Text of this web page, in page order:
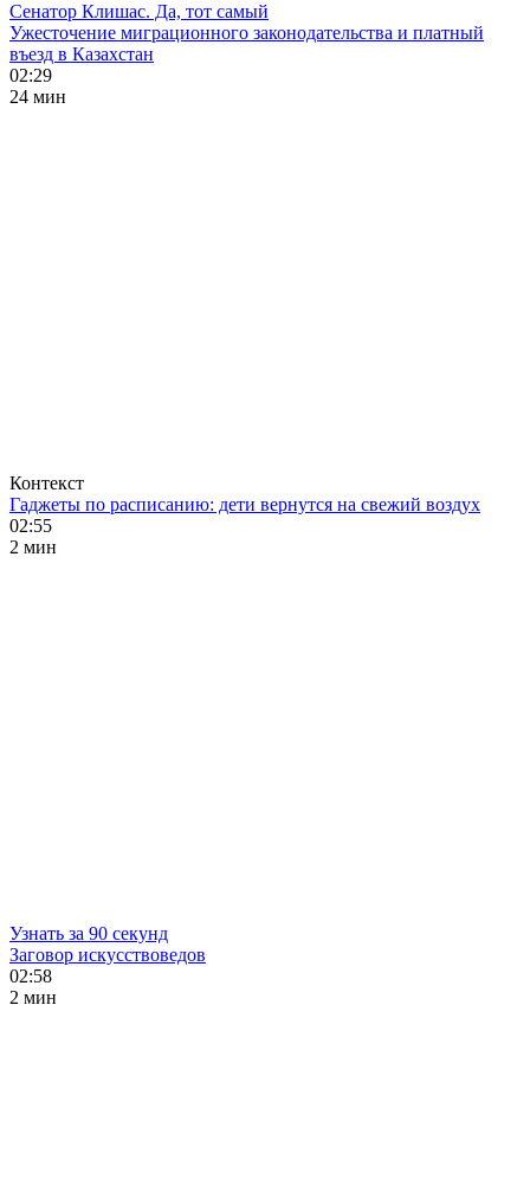
Сенатор Клишас. Да, тот самый
Ужесточение миграционного законодательства и платный
въезд в Казахстан
02:29
24 мин
Контекст
Гаджеты по расписанию: дети вернутся на свежий воздух
02:55
2 мин
Узнать за 90 секунд
Заговор искусствоведов
02:58
2 мин